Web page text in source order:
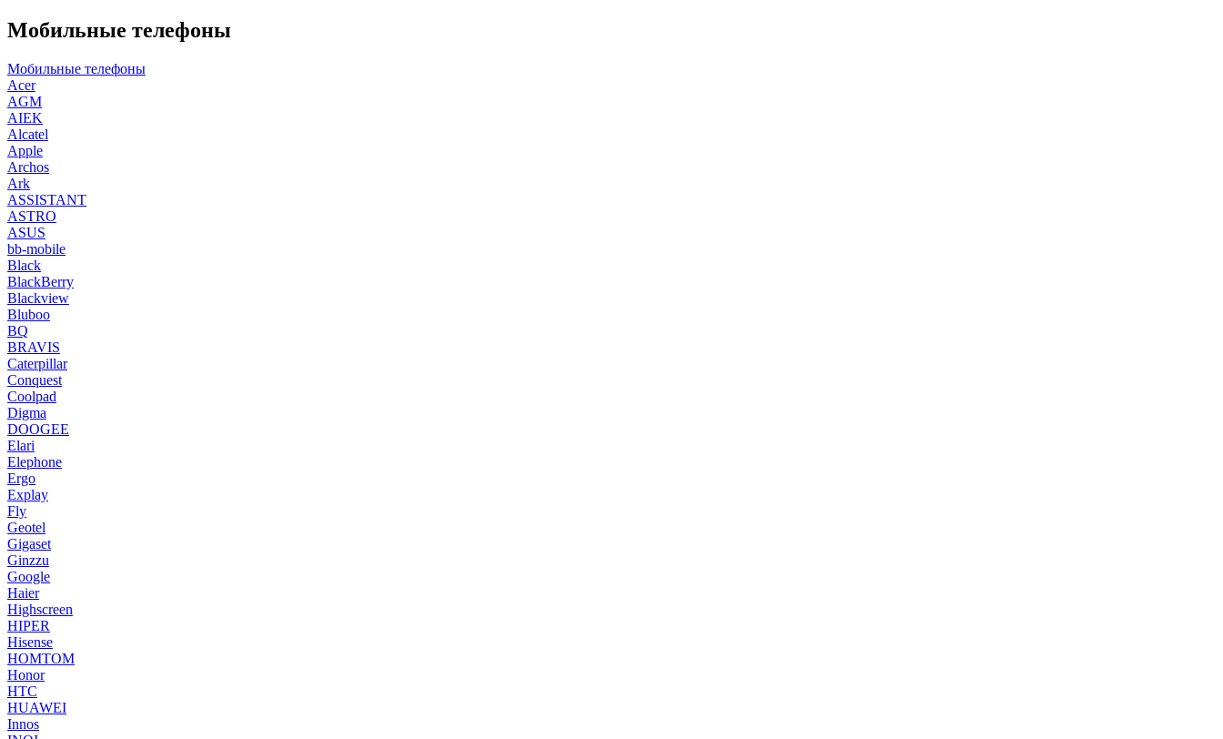
Мобильные телефоны
Мобильные телефоны
Acer
AGM
AIEK
Alcatel
Apple
Archos
Ark
ASSISTANT
ASTRO
ASUS
bb-mobile
Black
BlackBerry
Blackview
Bluboo
BQ
BRAVIS
Caterpillar
Conquest
Coolpad
Digma
DOOGEE
Elari
Elephone
Ergo
Explay
Fly
Geotel
Gigaset
Ginzzu
Google
Haier
Highscreen
HIPER
Hisense
HOMTOM
Honor
HTC
HUAWEI
Innos